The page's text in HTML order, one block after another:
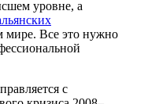
уровне, а
мире. Все это нужно
с